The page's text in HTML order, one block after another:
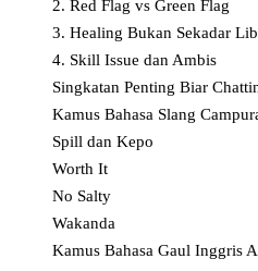
2. Red Flag vs Green Flag
3. Healing Bukan Sekadar
4. Skill Issue dan Ambis
Singkatan Penting Biar
Kamus Bahasa Slang
Spill dan Kepo
Worth It
No Salty
Wakanda
Kamus Bahasa Gaul Inggris